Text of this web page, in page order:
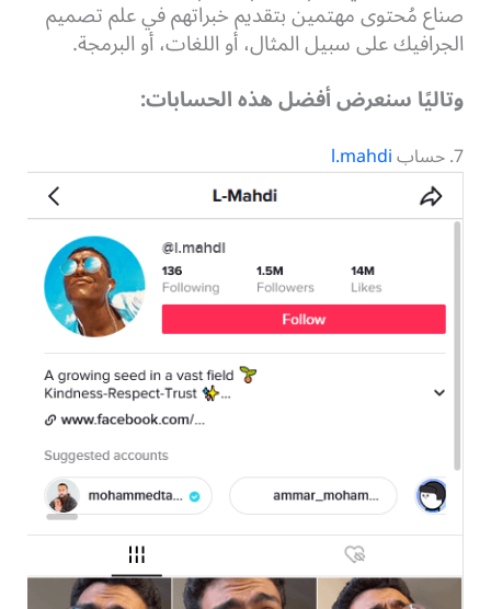
صناع مُحتوى مهتمين بتقديم خبراتهم في علم تصميم
الجرافيك على سبيل المثال، أو اللغات، أو البرمجة.
وتاليًا سنعرض أفضل هذه الحسابات:
7. حساب l.mahdi